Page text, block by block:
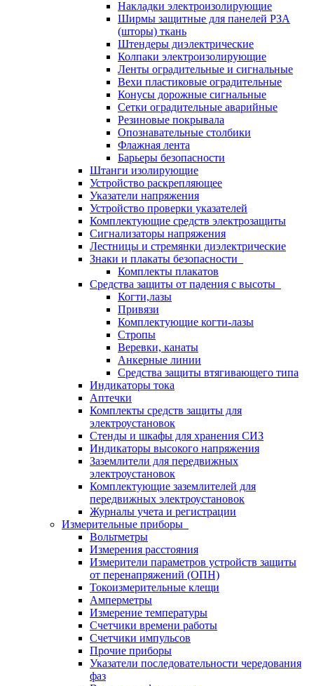
Накладки электроизолирующие
Ширмы защитные для панелей РЗА
(шторы) ткань
Штендеры диэлектрические
Колпаки электроизолирующие
Ленты оградительные и сигнальные
Вехи пластиковые оградительные
Конусы дорожные сигнальные
Сетки оградительные аварийные
Резиновые покрывала
Опознавательные столбики
Флажная лента
Барьеры безопасности
Штанги изолирующие
Устройство раскрепляющее
Указатели напряжения
Устройство проверки указателей
Комплектующие средств электрозащиты
Сигнализаторы напряжения
Лестницы и стремянки диэлектрические
Знаки и плакаты безопасности
Комплекты плакатов
Средства защиты от падения с высоты
Когти,лазы
Привязи
Комплектующие когти-лазы
Стропы
Веревки, канаты
Анкерные линии
Средства защиты втягивающего типа
Индикаторы тока
Аптечки
Комплекты средств защиты для
электроустановок
Стенды и шкафы для хранения СИЗ
Индикаторы высокого напряжения
Заземлители для передвижных
электроустановок
Комплектующие заземлителей для
передвижных электроустановок
Журналы учета и регистрации
Измерительные приборы
Вольтметры
Измерения расстояния
Измерители параметров устройств защиты
от перенапряжений (ОПН)
Токоизмерительные клещи
Амперметры
Измерение температуры
Счетчики времени работы
Счетчики импульсов
Прочие приборы
Указатели последовательности чередования
фаз